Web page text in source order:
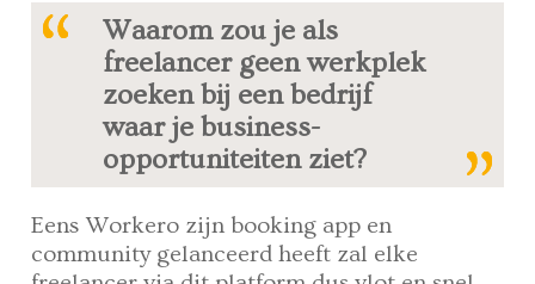
Waarom zou je als
freelancer geen werkplek
zoeken bij een bedrijf
waar je business-
opportuniteiten ziet?
Eens Workero zijn booking app en
community gelanceerd heeft zal elke